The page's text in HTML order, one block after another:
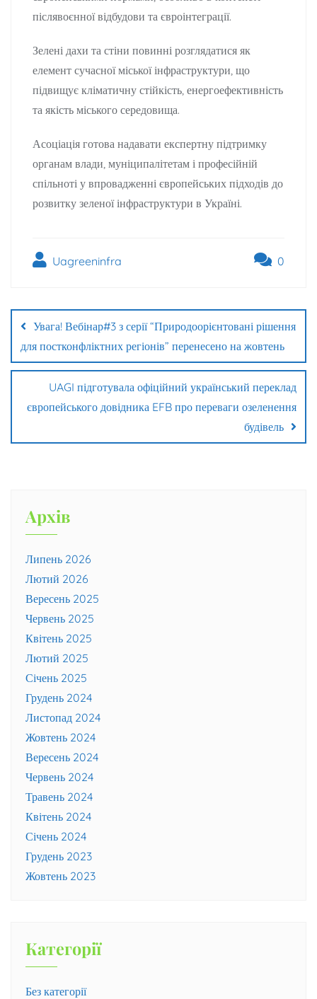
післявоєнної відбудови та євроінтеграції.
Зелені дахи та стіни повинні розглядатися як
елемент сучасної міської інфраструктури, що
підвищує кліматичну стійкість, енергоефективність
та якість міського середовища.
Асоціація готова надавати експертну підтримку
органам влади, муніципалітетам і професійній
спільноті у впровадженні європейських підходів до
розвитку зеленої інфраструктури в Україні.
Uagreeninfra 0
Увага! Вебінар#3 з серії “Природоорієнтовані рішення
для постконфліктних регіонів” перенесено на жовтень
UAGI підготувала офіційний український переклад
європейського довідника EFB про переваги озеленення
будівель
Архів
Липень 2026
Лютий 2026
Вересень 2025
Червень 2025
Квітень 2025
Лютий 2025
Січень 2025
Грудень 2024
Листопад 2024
Жовтень 2024
Вересень 2024
Червень 2024
Травень 2024
Квітень 2024
Січень 2024
Грудень 2023
Жовтень 2023
Категорії
Без категорії